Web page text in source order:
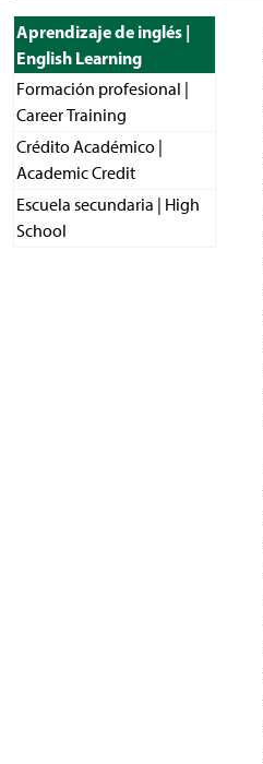
Aprendizaje de inglés |
English Learning
Formación profesional |
Career Training
Crédito Académico |
Academic Credit
Escuela secundaria | High
School